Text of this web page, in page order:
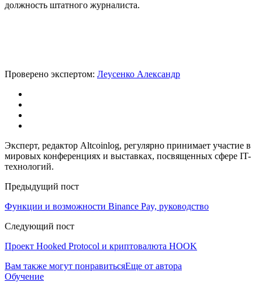
должность штатного журналиста.
Проверено экспертом: Леусенко Александр
Эксперт, редактор Altcoinlog, регулярно принимает участие в
мировых конференциях и выставках, посвященных сфере IT-
технологий.
Предыдущий пост
Функции и возможности Binance Pay, руководство
Следующий пост
Проект Hooked Protocol и криптовалюта HOOK
Вам также могут понравитьсяЕще от автора
Обучение